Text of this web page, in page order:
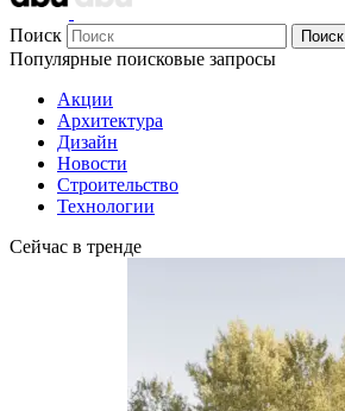
Поиск Поиск
Популярные поисковые запросы
Акции
Архитектура
Дизайн
Новости
Строительство
Технологии
Сейчас в тренде